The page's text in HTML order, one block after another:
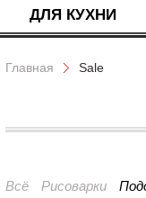
ДЛЯ КУХНИ
Главная Sale
Всё Рисоварки